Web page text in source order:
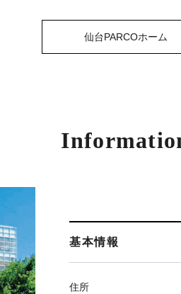
仙台PARCOホーム
基本情報
住所